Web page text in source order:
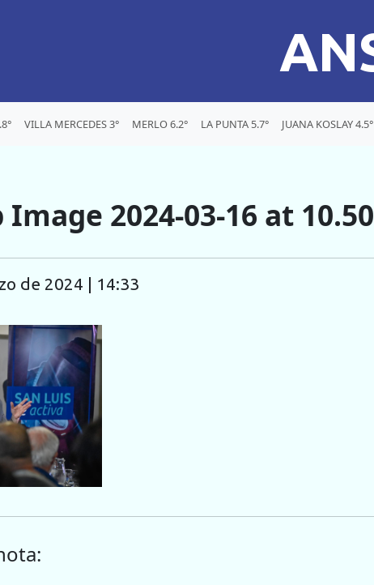
VILLA MERCEDES 3° MERLO 6.2° LA PUNTA 5.7° JUANA KOSLAY 4.5°
2024-03-16 at
de 2024 | 14:33